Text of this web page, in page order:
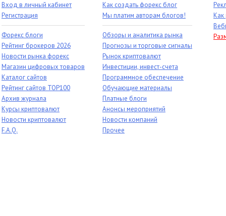
Вход в личный кабинет
Регистрация
Форекс блоги
Рейтинг брокеров 2026
Новости рынка форекс
Магазин цифровых товаров
Каталог сайтов
Рейтинг сайтов TOP100
Архив журнала
Курсы криптовалют
Новости криптовалют
F.A.Q.
Как создать форекс блог
Мы платим авторам блогов!
Обзоры и аналитика рынка
Прогнозы и торговые сигналы
Рынок криптовалют
Инвестиции, инвест-счета
Программное обеспечение
Обучающие материалы
Платные блоги
Анонсы мероприятий
Новости компаний
Прочее
Как